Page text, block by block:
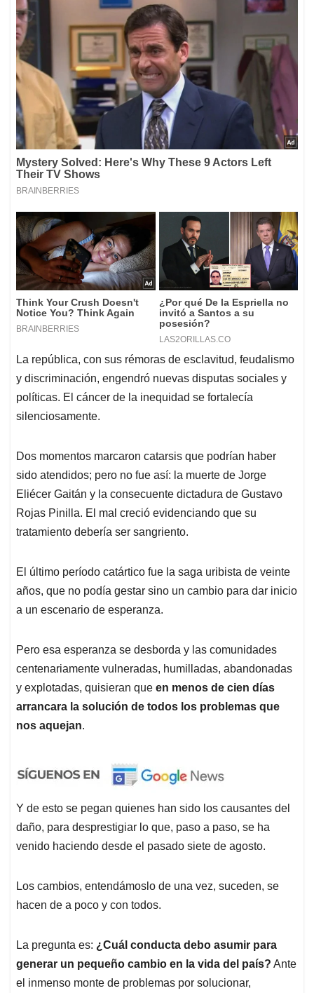
La república, con sus rémoras de esclavitud, feudalismo
y discriminación, engendró nuevas disputas sociales y
políticas. El cáncer de la inequidad se fortalecía
silenciosamente.
Dos momentos marcaron catarsis que podrían haber
sido atendidos; pero no fue así: la muerte de Jorge
Eliécer Gaitán y la consecuente dictadura de Gustavo
Rojas Pinilla. El mal creció evidenciando que su
tratamiento debería ser sangriento.
El último período catártico fue la saga uribista de veinte
años, que no podía gestar sino un cambio para dar inicio
a un escenario de esperanza.
Pero esa esperanza se desborda y las comunidades
centenariamente vulneradas, humilladas, abandonadas
y explotadas, quisieran que en menos de cien días
arrancara la solución de todos los problemas que
nos aquejan.
Y de esto se pegan quienes han sido los causantes del
daño, para desprestigiar lo que, paso a paso, se ha
venido haciendo desde el pasado siete de agosto.
Los cambios, entendámoslo de una vez, suceden, se
hacen de a poco y con todos.
La pregunta es: ¿Cuál conducta debo asumir para
generar un pequeño cambio en la vida del país? Ante
el inmenso monte de problemas por solucionar,